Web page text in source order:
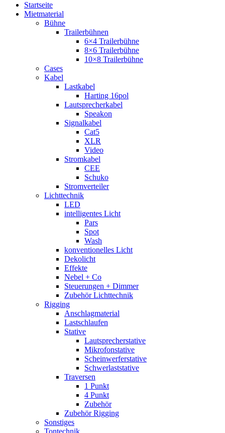
Startseite
Mietmaterial
Bühne
Trailerbühnen
6×4 Trailerbühne
8×6 Trailerbühne
10×8 Trailerbühne
Cases
Kabel
Lastkabel
Harting 16pol
Lautsprecherkabel
Speakon
Signalkabel
Cat5
XLR
Video
Stromkabel
CEE
Schuko
Stromverteiler
Lichttechnik
LED
intelligentes Licht
Pars
Spot
Wash
konventionelles Licht
Dekolicht
Effekte
Nebel + Co
Steuerungen + Dimmer
Zubehör Lichttechnik
Rigging
Anschlagmaterial
Lastschlaufen
Stative
Lautsprecherstative
Mikrofonstative
Scheinwerferstative
Schwerlaststative
Traversen
1 Punkt
4 Punkt
Zubehör
Zubehör Rigging
Sonstiges
Tontechnik